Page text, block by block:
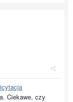
Ciekawe, czy